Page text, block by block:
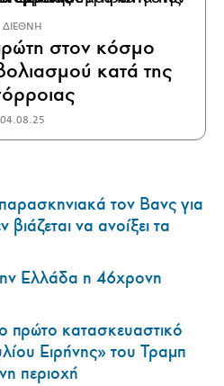
ΔΙΕΘΝΗ
στον κόσμο
κατά της
04.08.25
τον Βανς για
να ανοίξει τα
Ελλάδα η 46χρονη
πρώτο κατασκευαστικό
Ειρήνης» του Τραμπ
περιοχή